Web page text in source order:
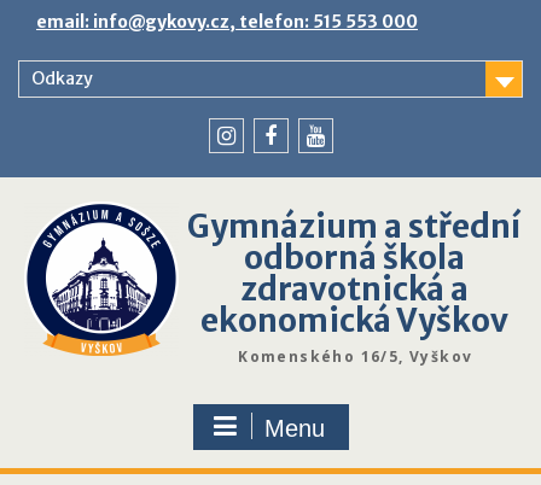
content
email: info@gykovy.cz, telefon: 515 553 000
Odkazy
Gymnázium a střední
odborná škola
zdravotnická a
ekonomická Vyškov
Komenského 16/5, Vyškov
Menu